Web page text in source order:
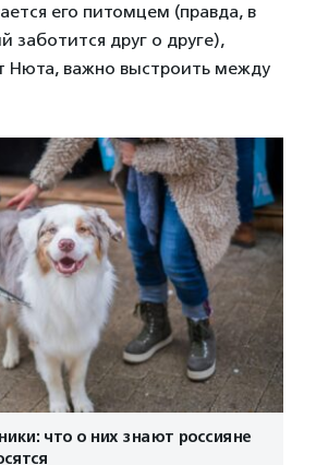
его питомцем (правда, в
заботится друг о друге),
Нюта, важно выстроить между
что о них знают россияне